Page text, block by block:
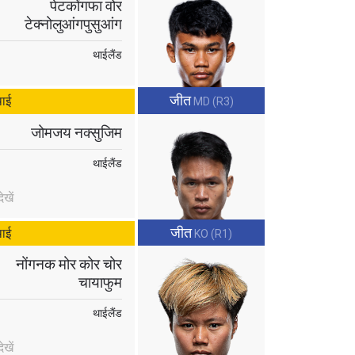
जीत MD (R3)
पेटकोंगफा वोर
टेक्नोलुआंगपुसुआंग
थाईलैंड
जीत KO (R1)
जोमजय नक्सुजिम
थाईलैंड
नोंगनक मोर कोर चोर
चायाफुम
थाईलैंड
events.